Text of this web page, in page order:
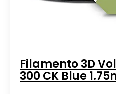
Filamento 3D
300 CK Blue